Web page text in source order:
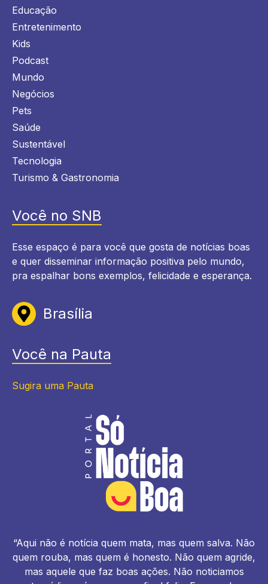
Educação
Entretenimento
Kids
Podcast
Mundo
Negócios
Pets
Saúde
Sustentável
Tecnologia
Turismo & Gastronomia
Você no SNB
Esse espaço é para você que gosta de notícias boas
e quer disseminar informação positiva pelo mundo,
pra espalhar bons exemplos, felicidade e esperança.
Brasília
Você na Pauta
Sugira uma Pauta
“Aqui não é notícia quem mata, mas quem salva. Não
quem rouba, mas quem é honesto. Não quem agride,
mas aquele que faz boas ações. Não noticiamos